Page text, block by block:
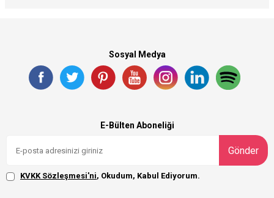
Sosyal Medya
E-Bülten Aboneliği
Gönder
KVKK Sözleşmesi'ni, Okudum, Kabul Ediyorum.